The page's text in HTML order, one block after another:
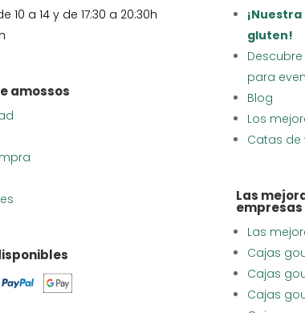
10 a 14 y de 17:30 a 20:30h
amossos
gluten!
para
Blog
Los
Catas de
Las
empresas
Las
Cajas
Cajas
Cajas